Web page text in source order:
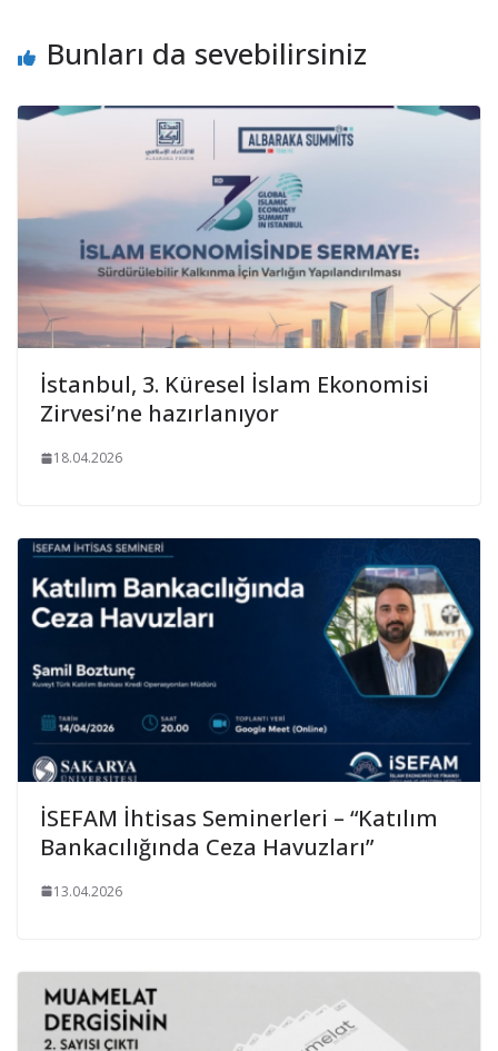
Bunları da sevebilirsiniz
İstanbul, 3. Küresel İslam Ekonomisi
Zirvesi’ne hazırlanıyor
18.04.2026
İSEFAM İhtisas Seminerleri – “Katılım
Bankacılığında Ceza Havuzları”
13.04.2026